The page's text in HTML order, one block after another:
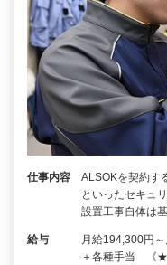
仕事内容
ALSOKを契約す
といったセキュ
設置工事自体は
給与
月給194,300円
＋各種手当 《